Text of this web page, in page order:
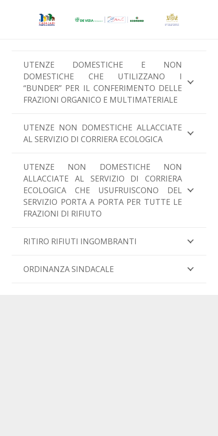
UTENZE DOMESTICHE E NON
DOMESTICHE CHE UTILIZZANO I
“BUNDER” PER IL CONFERIMENTO DELLE
FRAZIONI ORGANICO E MULTIMATERIALE
UTENZE NON DOMESTICHE ALLACCIATE
AL SERVIZIO DI CORRIERA ECOLOGICA
UTENZE NON DOMESTICHE NON
ALLACCIATE AL SERVIZIO DI CORRIERA
ECOLOGICA CHE USUFRUISCONO DEL
SERVIZIO PORTA A PORTA PER TUTTE LE
FRAZIONI DI RIFIUTO
RITIRO RIFIUTI INGOMBRANTI
ORDINANZA SINDACALE